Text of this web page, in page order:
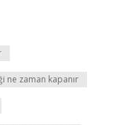
ne zaman kapanır